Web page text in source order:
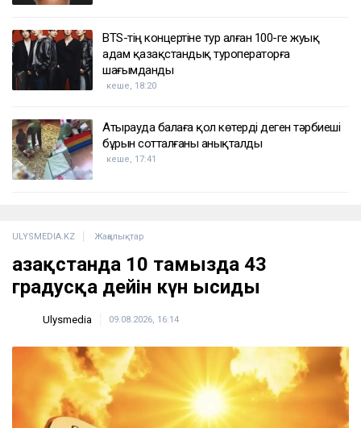
BTS-тің концертіне тур алған 100-ге жуық
адам қазақстандық туроператорға
шағымданды
кеше, 18:20
Атырауда балаға қол көтерді деген тәрбиеші
бұрын сотталғаны анықталды
кеше, 17:41
ULYSMEDIA.KZ Жаңалықтар
Қазақстанда 10 тамызда 43
градусқа дейін күн ысиды
Ulysmedia 09.08.2026, 16:14